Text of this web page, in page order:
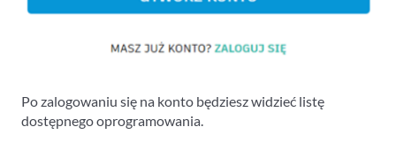
Po zalogowaniu się na konto będziesz widzieć listę
dostępnego oprogramowania.